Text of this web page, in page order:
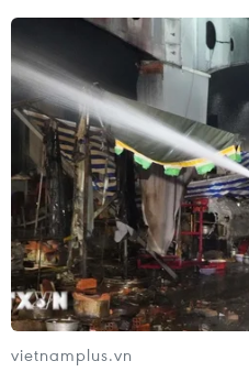
vietnamplus.vn